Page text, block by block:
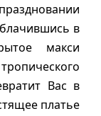
в
макси
Вас в
платье